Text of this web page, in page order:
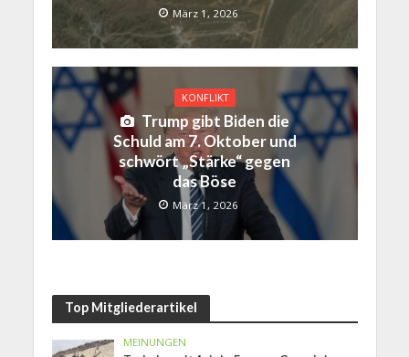
März 1, 2026
KONFLIKT
Trump gibt Biden die
Schuld am 7. Oktober und
schwört „Stärke“ gegen
das Böse
März 1, 2026
Top Mitgliederartikel
MEINUNGEN